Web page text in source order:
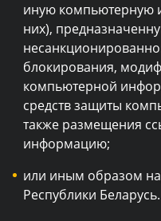
иную компьютерную
них),
блокирования,
компьютерной
средств защиты
также размещения
информацию;
или иным образом
Республики Беларусь.